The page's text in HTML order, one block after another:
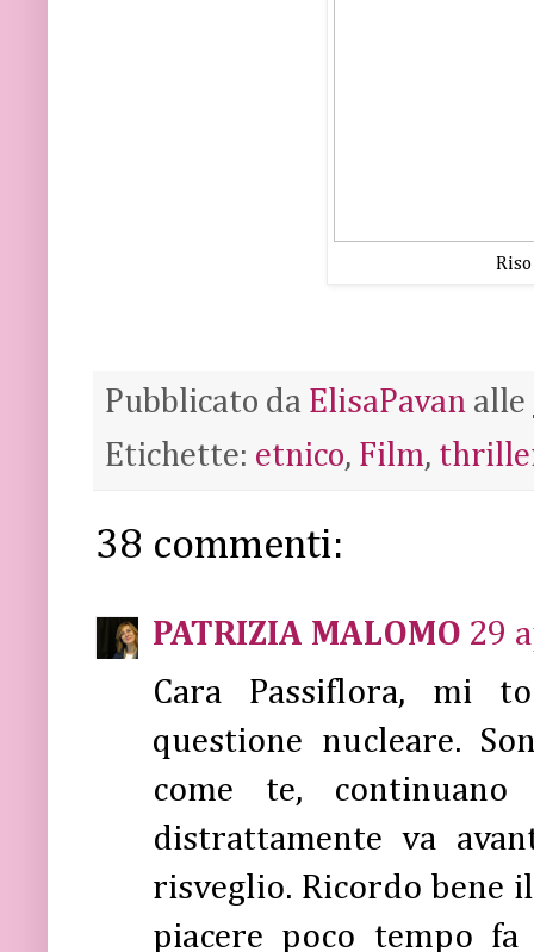
Pubblicato da ElisaPavan alle
Etichette: etnico, Film,
38 commenti:
PATRIZIA MALOMO 29
Cara Passiflora, mi
questione nucleare.
come te,
distrattamente va
risveglio. Ricordo bene
piacere poco tempo